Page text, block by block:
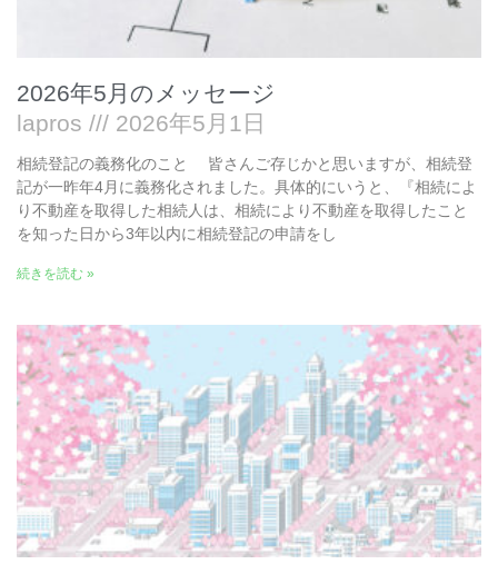
2026年5月のメッセージ
lapros 2026年5月1日
相続登記の義務化のこと 皆さんご存じかと思いますが、相続登
記が一昨年4月に義務化されました。具体的にいうと、『相続によ
り不動産を取得した相続人は、相続により不動産を取得したこと
を知った日から3年以内に相続登記の申請をし
続きを読む »